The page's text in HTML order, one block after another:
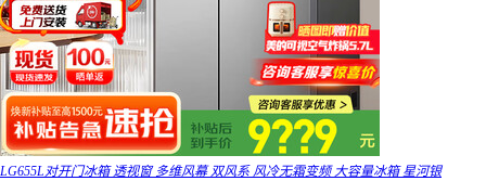
LG655L对开门冰箱 透视窗 多维风幕 双风系 风冷无霜变频 大容量冰箱 星河银